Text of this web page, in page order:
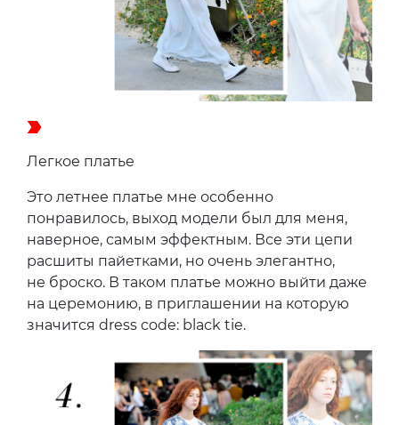
Легкое платье
Это летнее платье мне особенно
понравилось, выход модели был для меня,
наверное, самым эффектным. Все эти цепи
расшиты пайетками, но очень элегантно,
не броско. В таком платье можно выйти даже
на церемонию, в приглашении на которую
значится dress code: black tie.